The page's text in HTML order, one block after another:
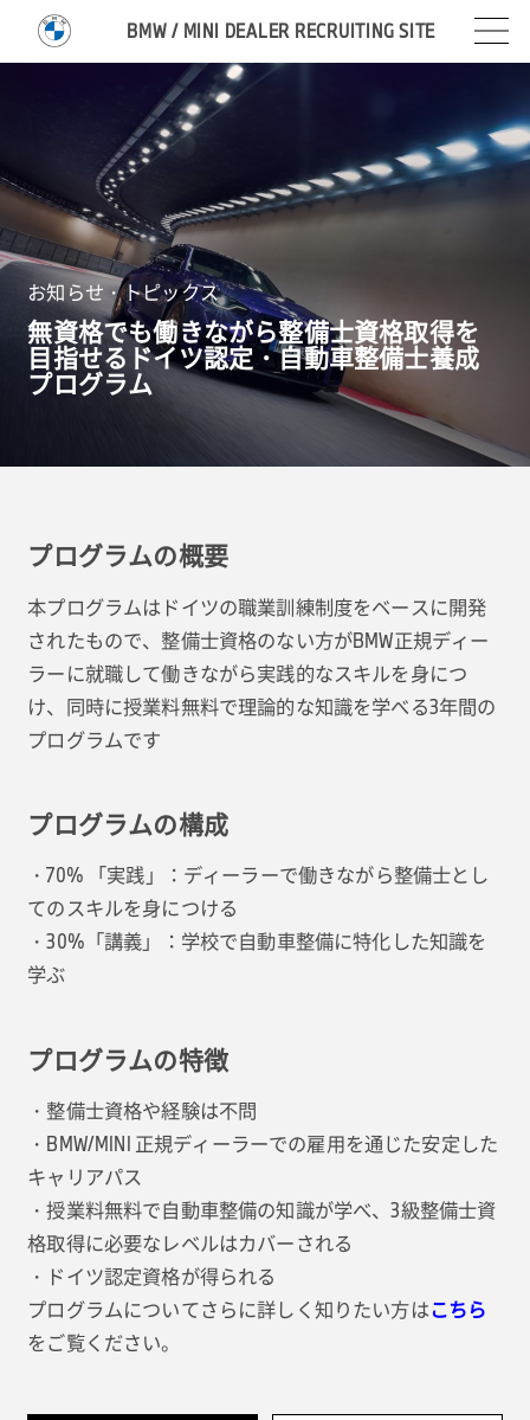
BMW / MINI DEALER RECRUITING SITE
お知らせ・トピックス
無資格でも働きながら整備士資格取得を
目指せるドイツ認定・自動車整備士養成
プログラム
プログラムの概要
本プログラムはドイツの職業訓練制度をベースに開発
されたもので、整備士資格のない方がBMW正規ディー
ラーに就職して働きながら実践的なスキルを身につ
け、同時に授業料無料で理論的な知識を学べる3年間の
プログラムです
プログラムの構成
・70% 「実践」：ディーラーで働きながら整備士とし
てのスキルを身につける
・30%「講義」：学校で自動車整備に特化した知識を
学ぶ
プログラムの特徴
・整備士資格や経験は不問
・BMW/MINI 正規ディーラーでの雇用を通じた安定した
キャリアパス
・授業料無料で自動車整備の知識が学べ、3級整備士資
格取得に必要なレベルはカバーされる
・ドイツ認定資格が得られる
プログラムについてさらに詳しく知りたい方はこちら
をご覧ください。